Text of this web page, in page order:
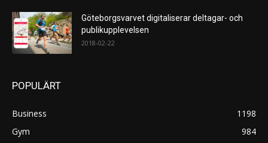
Göteborgsvarvet digitaliserar deltagar- och
publikupplevelsen
2018-02-22
POPULÄRT
Business
1198
Gym
984